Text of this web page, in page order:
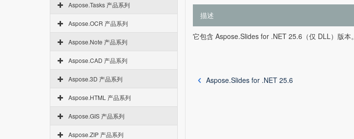
Aspose.Tasks 产品系列
Aspose.OCR 产品系列
Aspose.Note 产品系列
Aspose.CAD 产品系列
Aspose.3D 产品系列
Aspose.HTML 产品系列
Aspose.GIS 产品系列
Aspose.ZIP 产品系列
描述
它包含 Aspose.Slides for .NET 25.6（仅 DLL）版本。
Aspose.Slides for .NET 25.6